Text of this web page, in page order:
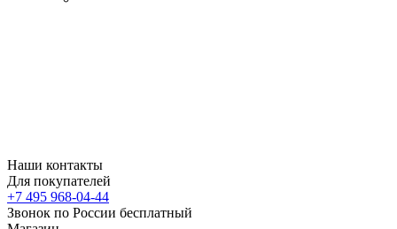
Наши контакты
Для покупателей
+7 495 968-04-44
Звонок по России бесплатный